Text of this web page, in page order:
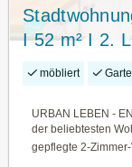
I 52 m² I 2.
möbliert
URBAN LEBEN -
der beliebtesten
gepflegte 2-